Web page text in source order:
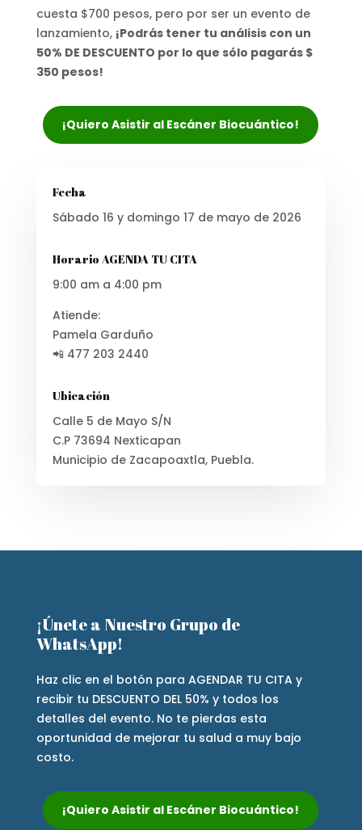
cuesta $700 pesos, pero por ser un evento de
lanzamiento, ¡Podrás tener tu análisis con un
50% DE DESCUENTO por lo que sólo pagarás $
350 pesos!
¡Quiero Asistir al Escáner Biocuántico!
Fecha
Sábado 16 y domingo 17 de mayo de 2026
Horario AGENDA TU CITA
9:00 am a 4:00 pm
Atiende:
Pamela Garduño
📲 477 203 2440
Ubicación
Calle 5 de Mayo S/N
C.P 73694 Nexticapan
Municipio de Zacapoaxtla, Puebla.
¡Únete a Nuestro Grupo de
WhatsApp!
Haz clic en el botón para AGENDAR TU CITA y
recibir tu DESCUENTO DEL 50% y todos los
detalles del evento. No te pierdas esta
oportunidad de mejorar tu salud a muy bajo
costo.
¡Quiero Asistir al Escáner Biocuántico!